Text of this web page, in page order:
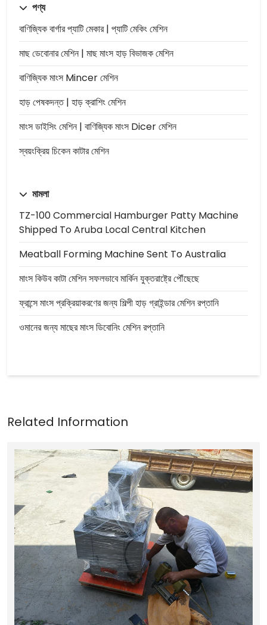
পণ্য
বাণিজ্যিক বার্গার প্যাটি মেকার | প্যাটি মেকিং মেশিন
মাছ ডেবোনার মেশিন | মাছ মাংস হাড় বিভাজক মেশিন
বাণিজ্যিক মাংস Mincer মেশিন
হাড় পেষকদন্ত | হাড় ক্রাশিং মেশিন
মাংস ডাইসিং মেশিন | বাণিজ্যিক মাংস Dicer মেশিন
স্বয়ংক্রিয় চিকেন কাটার মেশিন
মামলা
TZ-100 Commercial Hamburger Patty Machine
Shipped To Aruba Local Central Kitchen
Meatball Forming Machine Sent To Australia
মাংস কিউব কাটা মেশিন সফলভাবে মার্কিন যুক্তরাষ্ট্রে পৌঁছেছে
ফ্রান্সে মাংস প্রক্রিয়াকরণের জন্য শিল্পী হাড় গ্রাইন্ডার মেশিন রপ্তানি
ওমানের জন্য মাছের মাংস ডিবোনিং মেশিন রপ্তানি